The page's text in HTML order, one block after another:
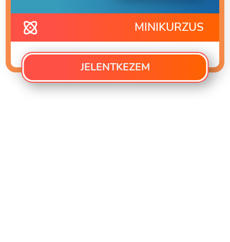
MINIKURZUS
JELENTKEZEM